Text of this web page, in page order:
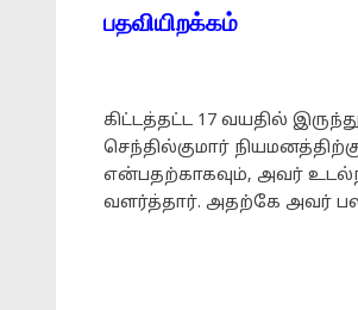
பதவியிறக்கம்
கிட்டத்தட்ட 17 வயதில்
செந்தில்குமார்
என்பதற்காகவும், அவர்
வளர்த்தார். அதற்கே அவர் பல